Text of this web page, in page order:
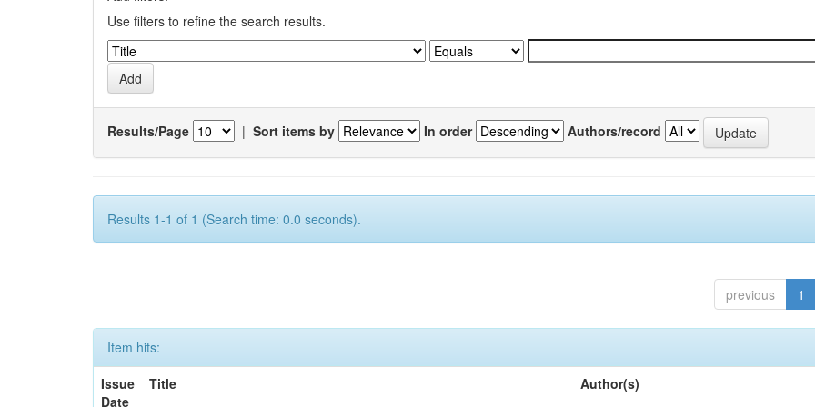
Use filters to refine the search results.
Results/Page | Sort items by In order Authors/record
Results 1-1 of 1 (Search time: 0.0 seconds).
previous 1
Item hits:
Issue
Date
Title Author(s)